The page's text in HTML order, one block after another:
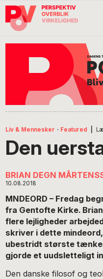
Gå
direkte
Skip
indhold
Gå
direkte
Liv & Mennesker · Featured
Den
BRIAN DEGN
10.08.2018
MNDEORD – Fredag
fra Gentofte Kirke.
flere lejligheder
skriver i dette
ubestridt største
gjorde et uudsletteligt
Den danske filosof og